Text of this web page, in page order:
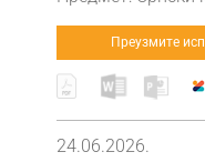
Преузмите
24.06.2026.